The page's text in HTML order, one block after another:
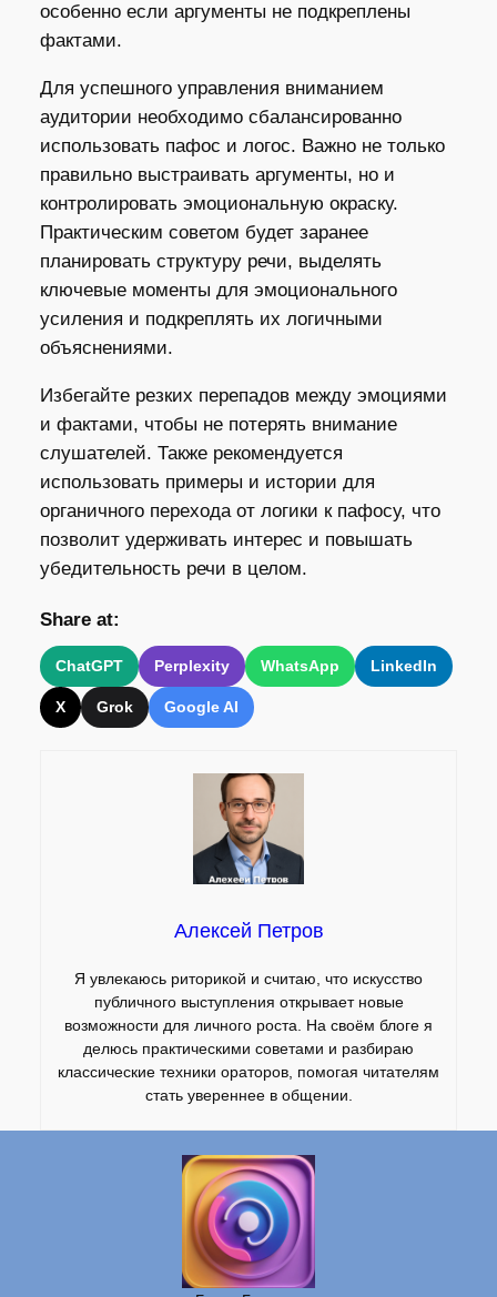
особенно если аргументы не подкреплены
фактами.
Для успешного управления вниманием
аудитории необходимо сбалансированно
использовать пафос и логос. Важно не только
правильно выстраивать аргументы, но и
контролировать эмоциональную окраску.
Практическим советом будет заранее
планировать структуру речи, выделять
ключевые моменты для эмоционального
усиления и подкреплять их логичными
объяснениями.
Избегайте резких перепадов между эмоциями
и фактами, чтобы не потерять внимание
слушателей. Также рекомендуется
использовать примеры и истории для
органичного перехода от логики к пафосу, что
позволит удерживать интерес и повышать
убедительность речи в целом.
Share at:
ChatGPT Perplexity WhatsApp LinkedIn
X Grok Google AI
Алексей Петров
Я увлекаюсь риторикой и считаю, что искусство
публичного выступления открывает новые
возможности для личного роста. На своём блоге я
делюсь практическими советами и разбираю
классические техники ораторов, помогая читателям
стать увереннее в общении.